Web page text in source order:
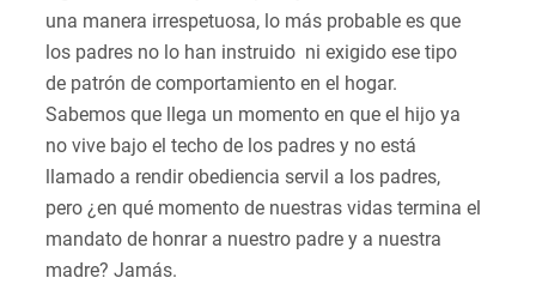
una manera irrespetuosa, lo más probable es que
los padres no lo han instruido ni exigido ese tipo
de patrón de comportamiento en el hogar.
Sabemos que llega un momento en que el hijo ya
no vive bajo el techo de los padres y no está
llamado a rendir obediencia servil a los padres,
pero ¿en qué momento de nuestras vidas termina el
mandato de honrar a nuestro padre y a nuestra
madre? Jamás.